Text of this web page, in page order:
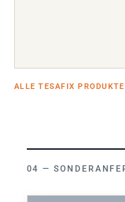
ALLE TESAFIX PRODUKTE